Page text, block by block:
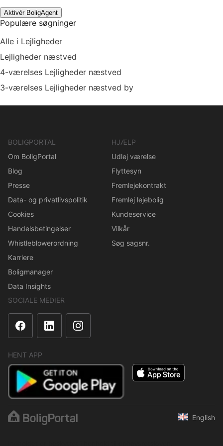
Aktivér BoligAgent
Populære søgninger
Alle i Lejligheder
Lejligheder næstved
4-værelses Lejligheder næstved
3-værelses Lejligheder næstved by
BOLIGPORTAL
Om BoligPortal
Blog
Presse
Data- og privatlivspolitik
Cookies
Handelsbetingelser
Whistleblowerordning
Karriere
Boligmanager
Data Insights
HJÆLP
Udlej værelse
Flyttesyn
Fremlejekontrakt
Fremlej lejebolig
Kundeservice
Vilkår
Søg sagsnr.
SOCIALE MEDIER
HENT APP
English